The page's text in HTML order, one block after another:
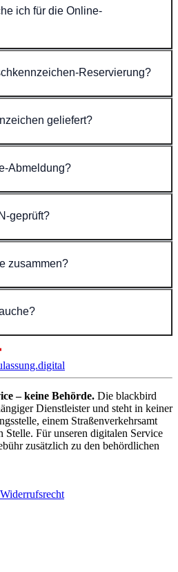
ich für die Online-
Reservierung?
geliefert?
Abmeldung?
geprüft?
zusammen?
– keine Behörde. Die blackbird
Dienstleister und steht in keiner
einem Straßenverkehrsamt
Stelle. Für unseren digitalen Service
zusätzlich zu den behördlichen
Widerrufsrecht